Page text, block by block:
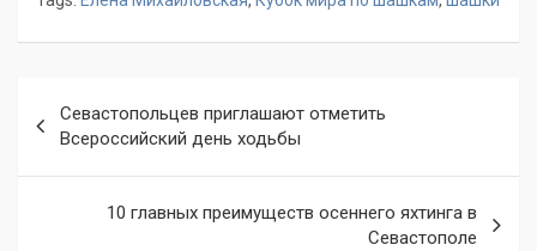
по
записям
Севастопольцев приглашают отметить
Всероссийский день ходьбы
10 главных преимуществ осеннего яхтинга в
Севастополе